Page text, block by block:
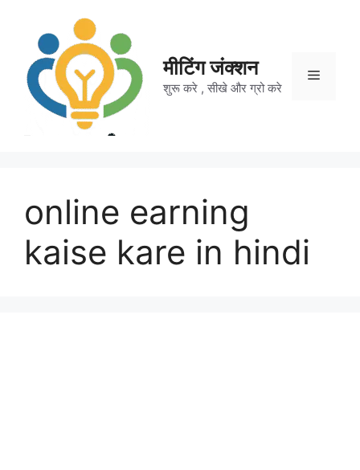
content
मीटिंग जंक्शन
शुरू करे , सीखे और ग्रो करे
Menu
online earning
kaise kare in hindi